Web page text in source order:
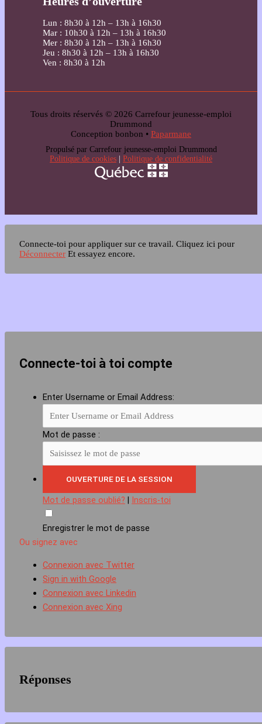
Lun : 8h30 à 12h – 13h à 16h30
Mar : 10h30 à 12h – 13h à 16h30
Mer : 8h30 à 12h – 13h à 16h30
Jeu : 8h30 à 12h – 13h à 16h30
Ven : 8h30 à 12h
Tous droits réservés © 2026 Carrefour jeunesse-emploi
Drummond
Conception bonbon • Paparmane
Propulsé par Carrefour jeunesse-emploi Drummond
Politique de cookies | Politique de confidentialité
Connecte-toi pour appliquer sur ce travail. Cliquez ici pour
Déconnecter Et essayez encore.
Connecte-toi à toi compte
Enter Username or Email Address:
Mot de passe :
Mot de passe oublié? Inscris-toi
Enregistrer le mot de passe
Ou signez avec
Connexion avec Twitter
Sign in with Google
Connexion avec Linkedin
Connexion avec Xing
Réponses